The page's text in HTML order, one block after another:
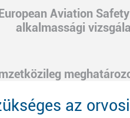
Aviation
alkalmassági
az